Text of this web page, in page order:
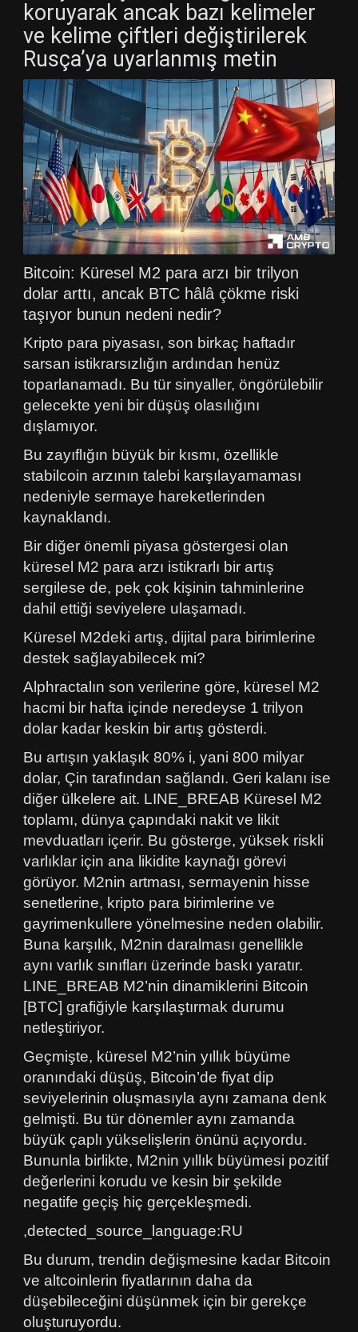
koruyarak ancak bazı kelimeler
ve kelime çiftleri değiştirilerek
Rusça’ya uyarlanmış metin
Bitcoin: Küresel M2 para arzı bir trilyon
dolar arttı, ancak BTC hâlâ çökme riski
taşıyor bunun nedeni nedir?
Kripto para piyasası, son birkaç haftadır
sarsan istikrarsızlığın ardından henüz
toparlanamadı. Bu tür sinyaller, öngörülebilir
gelecekte yeni bir düşüş olasılığını
dışlamıyor.
Bu zayıflığın büyük bir kısmı, özellikle
stabilcoin arzının talebi karşılayamaması
nedeniyle sermaye hareketlerinden
kaynaklandı.
Bir diğer önemli piyasa göstergesi olan
küresel M2 para arzı istikrarlı bir artış
sergilese de, pek çok kişinin tahminlerine
dahil ettiği seviyelere ulaşamadı.
Küresel M2deki artış, dijital para birimlerine
destek sağlayabilecek mi?
Alphractalın son verilerine göre, küresel M2
hacmi bir hafta içinde neredeyse 1 trilyon
dolar kadar keskin bir artış gösterdi.
Bu artışın yaklaşık 80% i, yani 800 milyar
dolar, Çin tarafından sağlandı. Geri kalanı ise
diğer ülkelere ait. LINE_BREAB Küresel M2
toplamı, dünya çapındaki nakit ve likit
mevduatları içerir. Bu gösterge, yüksek riskli
varlıklar için ana likidite kaynağı görevi
görüyor. M2nin artması, sermayenin hisse
senetlerine, kripto para birimlerine ve
gayrimenkullere yönelmesine neden olabilir.
Buna karşılık, M2nin daralması genellikle
aynı varlık sınıfları üzerinde baskı yaratır.
LINE_BREAB M2’nin dinamiklerini Bitcoin
[BTC] grafiğiyle karşılaştırmak durumu
netleştiriyor.
Geçmişte, küresel M2’nin yıllık büyüme
oranındaki düşüş, Bitcoin’de fiyat dip
seviyelerinin oluşmasıyla aynı zamana denk
gelmişti. Bu tür dönemler aynı zamanda
büyük çaplı yükselişlerin önünü açıyordu.
Bununla birlikte, M2nin yıllık büyümesi pozitif
değerlerini korudu ve kesin bir şekilde
negatife geçiş hiç gerçekleşmedi.
,detected_source_language:RU
Bu durum, trendin değişmesine kadar Bitcoin
ve altcoinlerin fiyatlarının daha da
düşebileceğini düşünmek için bir gerekçe
oluşturuyordu.